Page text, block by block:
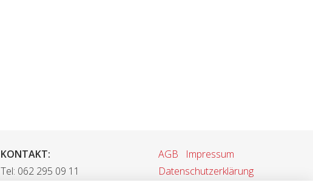
KONTAKT:
Tel: 062 295 09 11
AGB
Impressum
Datenschutzerklärung